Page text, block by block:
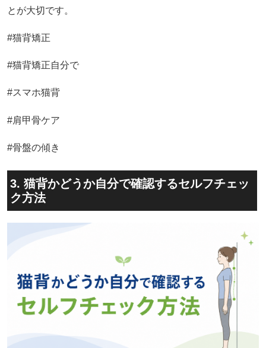
とが大切です。
#猫背矯正
#猫背矯正自分で
#スマホ猫背
#肩甲骨ケア
#骨盤の傾き
3. 猫背かどうか自分で確認するセルフチェッ
ク方法